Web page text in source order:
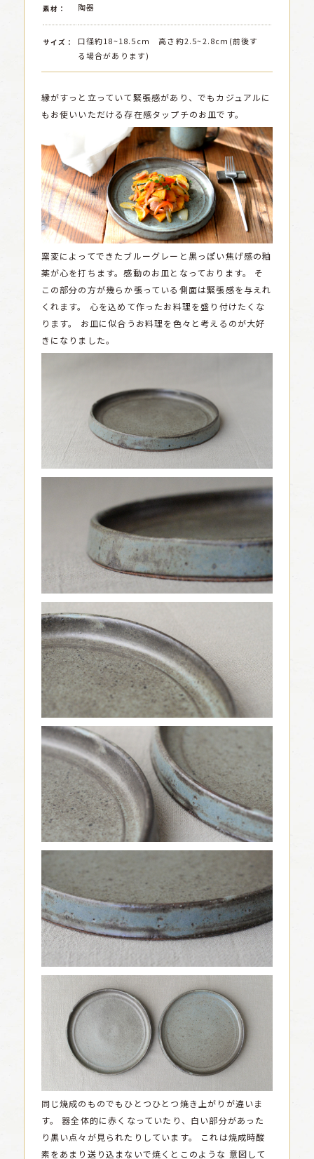
素材： 陶器
サイズ：
口径約18~18.5cm 高さ約2.5~2.8cm(前後す
る場合があります)
縁がすっと立っていて緊張感があり、でもカジュアルに
もお使いいただける存在感タップチのお皿です。
窯変によってできたブルーグレーと黒っぽい焦げ感の釉
薬が心を打ちます。感動のお皿となっております。
そ
この部分の方が幾らか張っている側面は緊張感を与えれ
くれます。
心を込めて作ったお料理を盛り付けたくな
ります。
お皿に似合うお料理を色々と考えるのが大好
きになりました。
同じ焼成のものでもひとつひとつ焼き上がりが違いま
す。
器全体的に赤くなっていたり、白い部分があった
り黒い点々が見られたりしています。
これは焼成時酸
素をあまり送り込まないで焼くとこのような 意図して